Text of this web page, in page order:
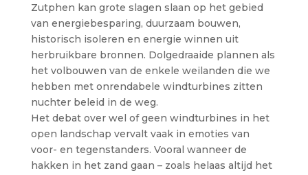
Zutphen kan grote slagen slaan op het gebied
van energiebesparing, duurzaam bouwen,
historisch isoleren en energie winnen uit
herbruikbare bronnen. Dolgedraaide plannen als
het volbouwen van de enkele weilanden die we
hebben met onrendabele windturbines zitten
nuchter beleid in de weg.
Het debat over wel of geen windturbines in het
open landschap vervalt vaak in emoties van
voor- en tegenstanders. Vooral wanneer de
hakken in het zand gaan – zoals helaas altijd het